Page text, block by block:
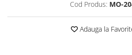
Cod Produs: MO-
Adauga la